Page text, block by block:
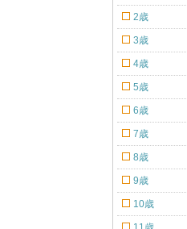
2歳
3歳
4歳
5歳
6歳
7歳
8歳
9歳
10歳